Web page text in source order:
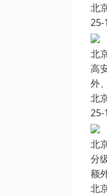
北
25-
北
高
外
北
25-
北
分
额
北